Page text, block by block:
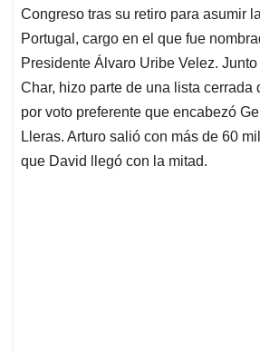
Congreso tras su retiro para asumir
Portugal, cargo en el que fue
Presidente Álvaro Uribe Velez.
Char, hizo parte de una lista cerrada
por voto preferente que encabezó
Lleras. Arturo salió con más de 60
que David llegó con la mitad.